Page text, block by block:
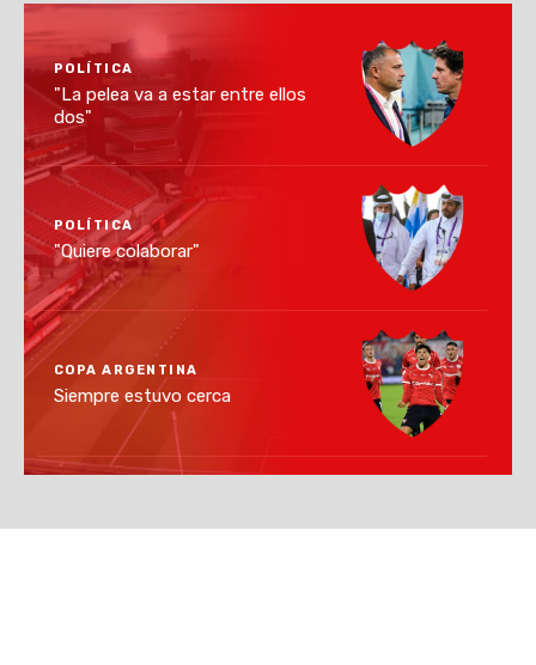
POLÍTICA
"La pelea va a estar entre ellos
dos"
POLÍTICA
"Quiere colaborar"
COPA ARGENTINA
Siempre estuvo cerca